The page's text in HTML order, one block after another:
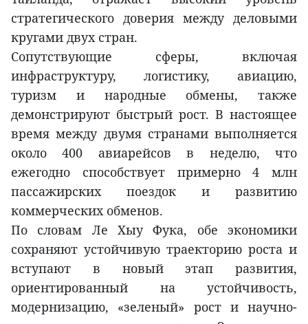
стратегического доверия между деловыми
кругами двух стран.
Сопутствующие сферы, включая
инфраструктуру, логистику, авиацию,
туризм и народные обмены, также
демонстрируют быстрый рост. В настоящее
время между двумя странами выполняется
около 400 авиарейсов в неделю, что
ежегодно способствует примерно 4 млн
пассажирских поездок и развитию
коммерческих обменов.
По словам Ле Хыу Фука, обе экономики
сохраняют устойчивую траекторию роста и
вступают в новый этап развития,
ориентированный на устойчивость,
модернизацию, «зеленый» рост и научно-